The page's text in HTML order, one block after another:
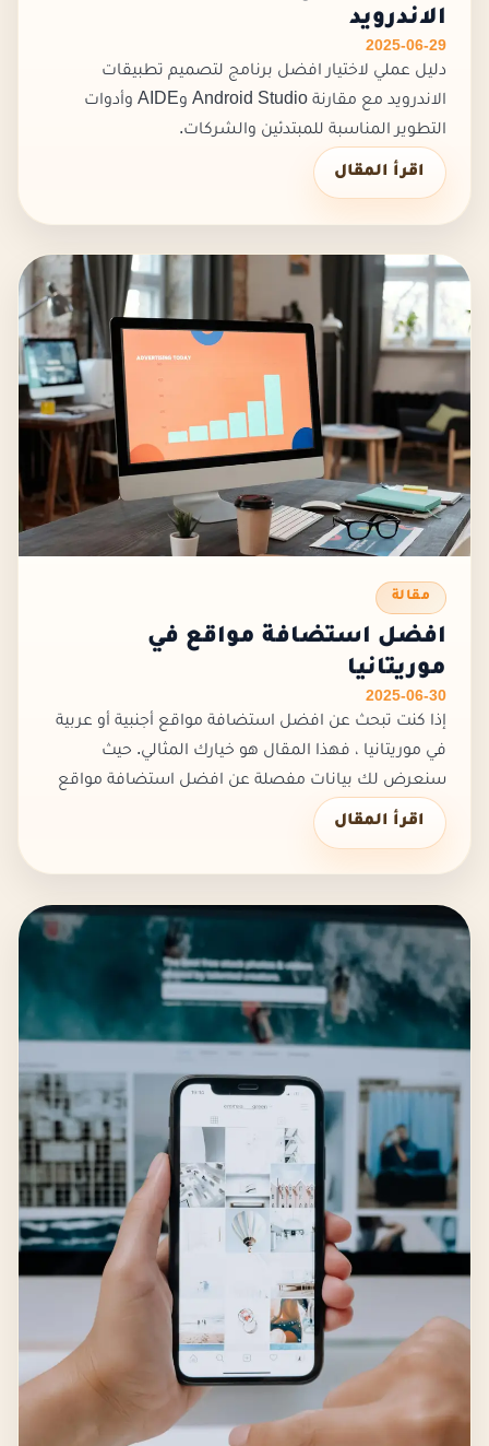
الاندرويد
2025-06-29
دليل عملي لاختيار افضل برنامج لتصميم تطبيقات
الاندرويد مع مقارنة Android Studio وAIDE وأدوات
التطوير المناسبة للمبتدئين والشركات.
اقرأ المقال
مقالة
افضل استضافة مواقع في
موريتانيا
2025-06-30
إذا كنت تبحث عن افضل استضافة مواقع أجنبية أو عربية
في موريتانيا ، فهذا المقال هو خيارك المثالي. حيث
سنعرض لك بيانات مفصلة عن افضل استضافة مواقع
لموقعك الإلكتروني، لتختار منها ما يناسب متطلباتك
واحتياجاتك. افضل استض...
اقرأ المقال